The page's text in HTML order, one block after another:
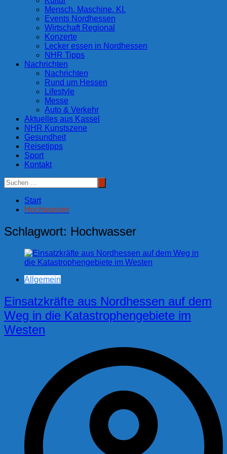
Mensch. Maschine. KI.
Events Nordhessen
Wirtschaft Regional
Konzerte
Lecker essen in Nordhessen
NHR Tipps
Nachrichten
Nachrichten
Rund um Hessen
Lifestyle
Messe
Auto & Verkehr
Aktuelles aus Kassel
NHR Kunstszene
Gesundheit
Reisetipps
Sport
Kontakt
Start
Hochwasser
Schlagwort: Hochwasser
Allgemein
Einsatzkräfte aus Nordhessen auf dem
Weg in die Katastrophengebiete im
Westen